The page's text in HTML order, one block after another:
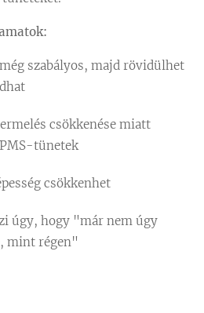
szabályos, majd rövidülhet
csökkenése miatt
tünetek
csökkenhet
úgy, hogy "már nem úgy
mint régen"